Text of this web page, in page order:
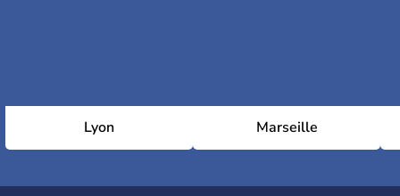
Lyon Marseille